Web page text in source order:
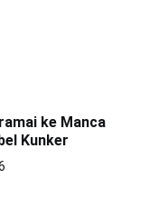
ke Manca
Kunker